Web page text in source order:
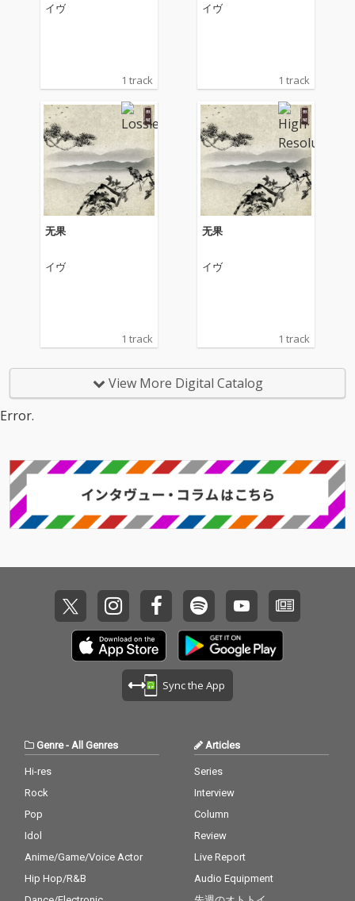
イヴ
1 track
イヴ
1 track
无果
イヴ
1 track
无果
イヴ
1 track
View More Digital Catalog
Error.
Sync the App
Genre- All Genres
Hi-res
Rock
Pop
Idol
Anime/Game/Voice Actor
Hip Hop/R&B
Articles
Series
Interview
Column
Review
Live Report
Audio Equipment